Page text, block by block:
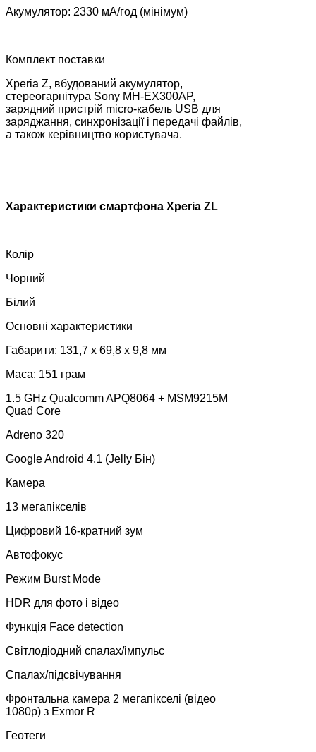
Акумулятор: 2330 мА/год (мінімум)
Комплект поставки
Xperia Z, вбудований акумулятор,
стереогарнітура Sony MH-EX300AP,
зарядний пристрій micro-кабель USB для
заряджання, синхронізації і передачі файлів,
а також керівництво користувача.
Характеристики смартфона Xperia ZL
Колір
Чорний
Білий
Основні характеристики
Габарити: 131,7 x 69,8 x 9,8 мм
Маса: 151 грам
1.5 GHz Qualcomm APQ8064 + MSM9215M
Quad Core
Adreno 320
Google Android 4.1 (Jelly Бін)
Камера
13 мегапікселів
Цифровий 16-кратний зум
Автофокус
Режим Burst Mode
HDR для фото і відео
Функція Face detection
Світлодіодний спалах/імпульс
Спалах/підсвічування
Фронтальна камера 2 мегапікселі (відео
1080p) з Exmor R
Геотеги